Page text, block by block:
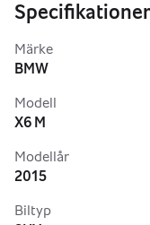
* Parkeringsvärmare
* Rattvärme
* Alcantara innertak
* Navigation
Information: Bilen
leverans.
göra en trygg och
Specifikationer
Märke
BMW
Modell
X6 M
Modellår
2015
Biltyp